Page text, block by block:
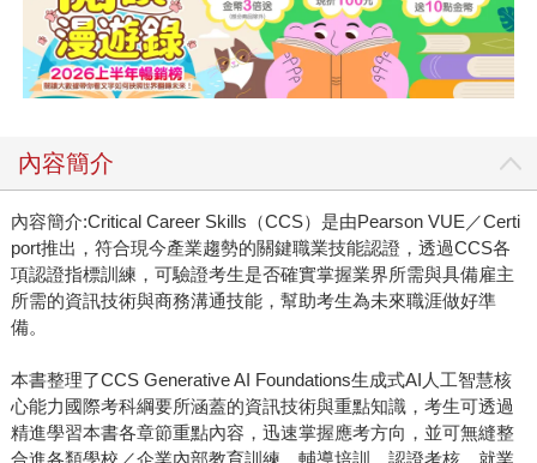
內容簡介
內容簡介:Critical Career Skills（CCS）是由Pearson VUE／Certi
port推出，符合現今產業趨勢的關鍵職業技能認證，透過CCS各
項認證指標訓練，可驗證考生是否確實掌握業界所需與具備雇主
所需的資訊技術與商務溝通技能，幫助考生為未來職涯做好準
備。
本書整理了CCS Generative AI Foundations生成式AI人工智慧核
心能力國際考科綱要所涵蓋的資訊技術與重點知識，考生可透過
精進學習本書各章節重點內容，迅速掌握應考方向，並可無縫整
合進各類學校／企業內部教育訓練、輔導培訓、認證考核、就業